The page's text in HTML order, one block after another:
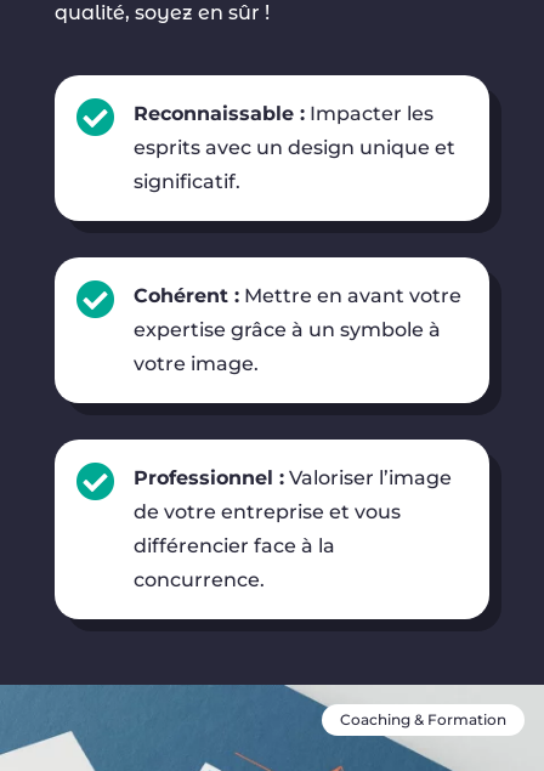
qualité, soyez en sûr !
 Reconnaissable :Impacter les
esprits avec un design unique et
significatif.
 Cohérent :Mettre en avant votre
expertise grâce à un symbole à
votre image.
 Professionnel :Valoriser l’image
de votre entreprise et vous
différencier face à la
concurrence.
Coaching & Formation